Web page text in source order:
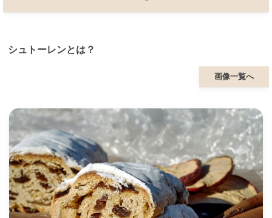
シュトーレンとは？
画像一覧へ